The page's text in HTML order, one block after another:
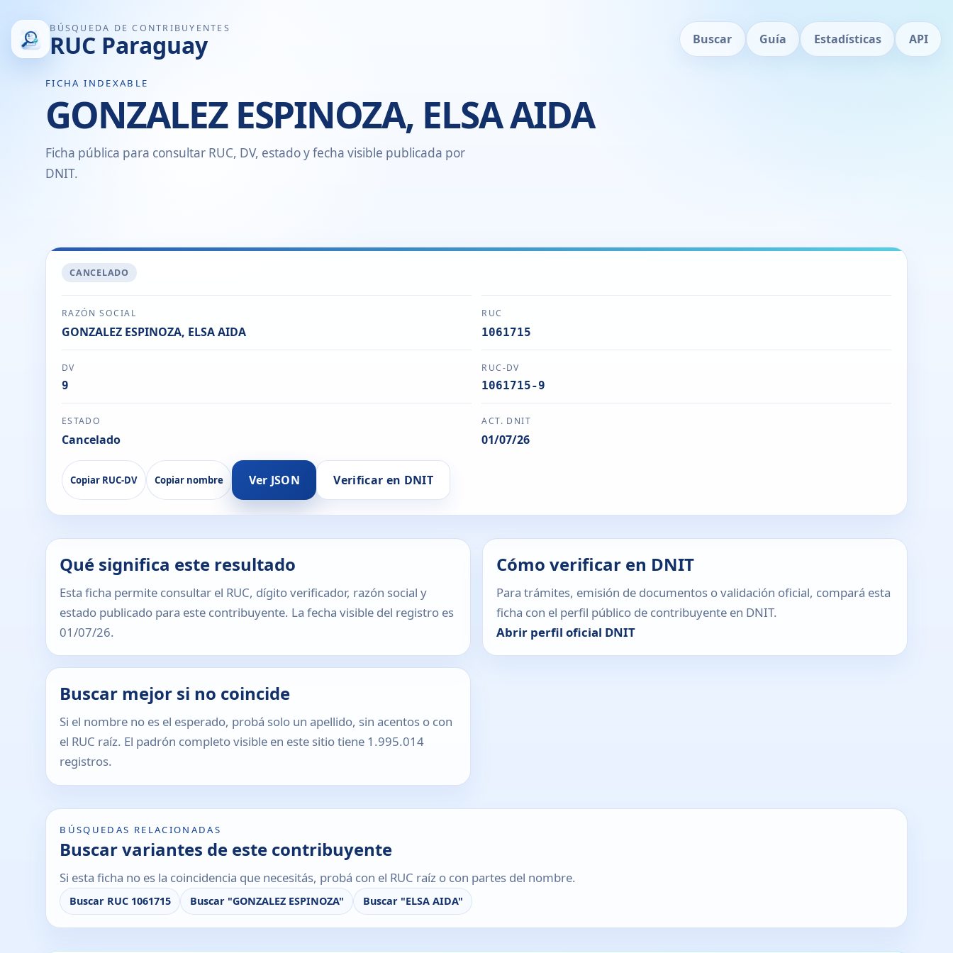
BÚSQUEDA DE CONTRIBUYENTES
RUC Paraguay Buscar Guía Estadísticas API
FICHA INDEXABLE
GONZALEZ ESPINOZA, ELSA AIDA
Ficha pública para consultar RUC, DV, estado y fecha visible publicada por
DNIT.
CANCELADO
RAZÓN SOCIAL
GONZALEZ ESPINOZA, ELSA AIDA
RUC
1061715
DV
9
RUC-DV
1061715-9
ESTADO
Cancelado
ACT. DNIT
01/07/26
Copiar RUC-DV Copiar nombre Ver JSON Verificar en DNIT
Qué significa este resultado
Esta ficha permite consultar el RUC, dígito verificador, razón social y
estado publicado para este contribuyente. La fecha visible del registro es
01/07/26.
Cómo verificar en DNIT
Para trámites, emisión de documentos o validación oficial, compará esta
ficha con el perfil público de contribuyente en DNIT.
Abrir perfil oficial DNIT
Buscar mejor si no coincide
Si el nombre no es el esperado, probá solo un apellido, sin acentos o con
el RUC raíz. El padrón completo visible en este sitio tiene 1.995.014
registros.
BÚSQUEDAS RELACIONADAS
Buscar variantes de este contribuyente
Si esta ficha no es la coincidencia que necesitás, probá con el RUC raíz o con partes del nombre.
Buscar RUC 1061715 Buscar "GONZALEZ ESPINOZA" Buscar "ELSA AIDA"